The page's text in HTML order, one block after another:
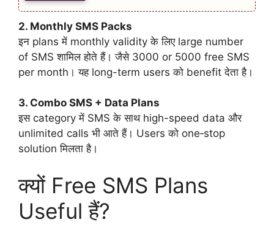
2. Monthly SMS Packs
इन plans में monthly validity के लिए large number
of SMS शामिल होते हैं। जैसे 3000 or 5000 free SMS
per month। यह long-term users को benefit देता है।
3. Combo SMS + Data Plans
इस category में SMS के साथ high-speed data और
unlimited calls भी आते हैं। Users को one‑stop
solution मिलता है।
क्यों Free SMS Plans
Useful हैं?